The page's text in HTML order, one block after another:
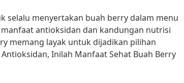
selalu menyertakan buah berry dalam menu
antioksidan dan kandungan nutrisi
memang layak untuk dijadikan pilihan
Inilah Manfaat Sehat Buah Berry